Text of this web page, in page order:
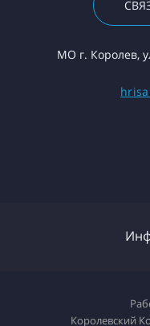
МО г. Королев,
Королевский